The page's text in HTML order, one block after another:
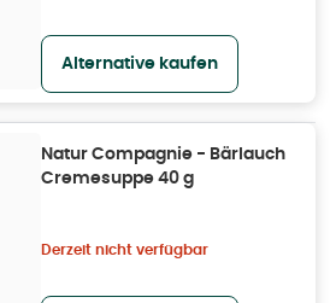
Alternative kaufen
Natur Compagnie - Bärlauch
Cremesuppe 40 g
Derzeit nicht verfügbar